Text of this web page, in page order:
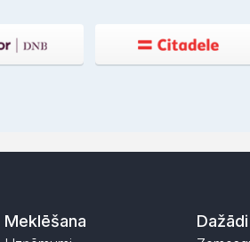
Meklēšana Dažādi